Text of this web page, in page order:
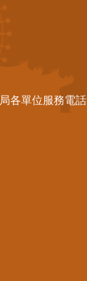
各單位服務電話